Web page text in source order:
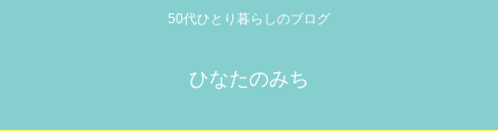
50代ひとり暮らしのブログ
ひなたのみち